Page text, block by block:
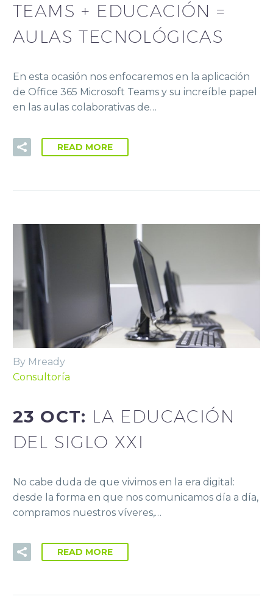
TEAMS + EDUCACIÓN =
AULAS TECNOLÓGICAS
En esta ocasión nos enfocaremos en la aplicación
de Office 365 Microsoft Teams y su increíble papel
en las aulas colaborativas de…
READ MORE
By Mready
Consultoría
23 OCT: LA EDUCACIÓN
DEL SIGLO XXI
No cabe duda de que vivimos en la era digital:
desde la forma en que nos comunicamos día a día,
compramos nuestros víveres,…
READ MORE